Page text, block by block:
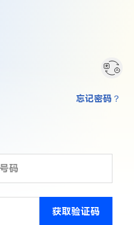
获取验证码
忘记密码？